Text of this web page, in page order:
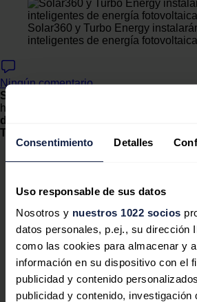
Consentimiento Detalles
Uso responsable de sus datos
Nosotros y nuestros 1022 socios
datos personales, p.ej., su dirección
como las cookies para almacenar y
información en su dispositivo con el
publicidad y contenido
publicidad y contenido, investigación
Solar360 y Turbo Energy
inteligentes de energía fotovoltaica
Ningún comentario
Solar360
ha iniciado la comercialización de un
dotado de inteligencia artificial
Turbo Energy en viviendas
desarrollar Solar360 para el
fotovoltaico
La solución para la digitalización
valor fotovoltaica de Ezzing Solar
seleccionada por Repsol y
desarrollar su joint venture para
fotovoltaico, Solar360.